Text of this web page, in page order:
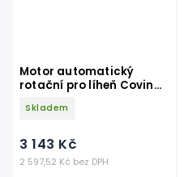
Motor automatický
rotační pro líheň Covina
Skladem
2 597,52 Kč bez DPH
3 143 Kč